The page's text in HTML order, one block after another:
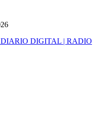
DIARIO DIGITAL | RADIO